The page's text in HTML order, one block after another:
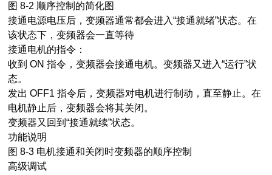
图 8-2 顺序控制的简化图
接通电源电压后，变频器通常都会进入“接通就绪”状态。在
该状态下，变频器会一直等待
接通电机的指令：
收到 ON 指令，变频器会接通电机。变频器又进入“运行”状
态。
发出 OFF1 指令后，变频器对电机进行制动，直至静止。在
电机静止后，变频器会将其关闭。
变频器又回到“接通就续”状态。
功能说明
图 8-3 电机接通和关闭时变频器的顺序控制
高级调试